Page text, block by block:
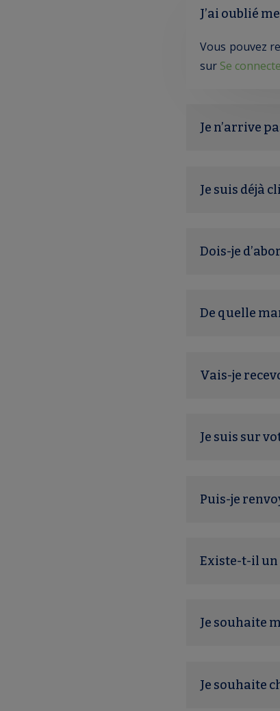
J’ai oublié
Vous pouvez
sur Se
Je n’arrive
Je suis déjà
Dois-je
De quelle
Vais-je
Je suis sur
Puis-je
Existe-t-il un
Je souhaite
Je souhaite